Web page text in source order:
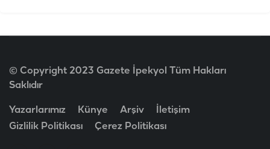
© Copyright 2023 Gazete İpekyol Tüm Hakları
Saklıdır
Yazarlarımız Künye Arşiv
İletişim
Gizlilik Politikası
Çerez Politikası